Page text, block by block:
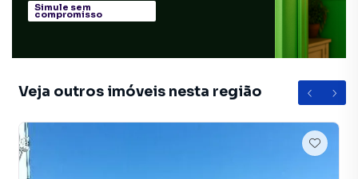
Simule sem
compromisso
Veja outros imóveis nesta região